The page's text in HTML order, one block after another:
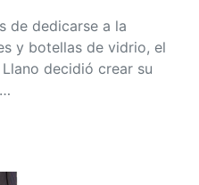
de dedicarse a la
y botellas de vidrio, el
decidió crear su